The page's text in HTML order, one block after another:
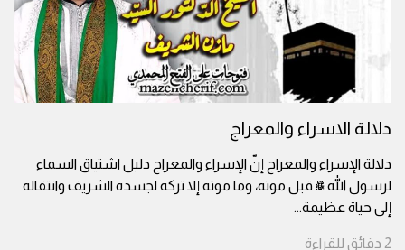
دلالة الاسراء والمعراج
دلالة الإسراء والمعراج إنّ الإسراء والمعراج دليل اشتياق السماء
لرسول الله ﷺ قبل موته، وما موته إلا تركه لجسده الشريف وانتقاله
إلى حياة عظيمة...
2 دقائق للقراءة